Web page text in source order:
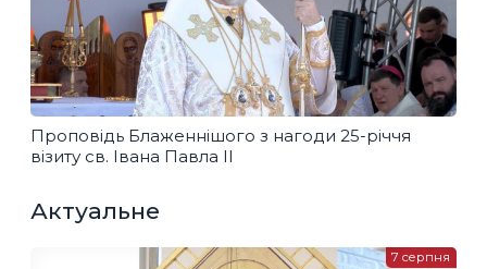
Проповідь Блаженнішого з нагоди 25-річчя
візиту св. Івана Павла ІІ
Актуальне
7 серпня